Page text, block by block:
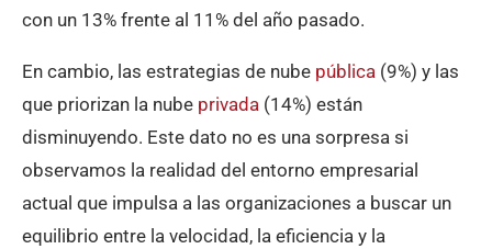
con un 13% frente al 11% del año pasado.
En cambio, las estrategias de nube pública (9%) y las
que priorizan la nube privada (14%) están
disminuyendo. Este dato no es una sorpresa si
observamos la realidad del entorno empresarial
actual que impulsa a las organizaciones a buscar un
equilibrio entre la velocidad, la eficiencia y la